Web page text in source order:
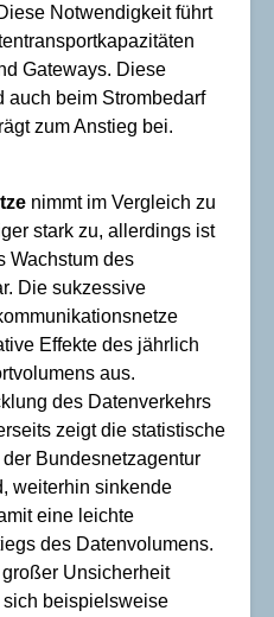
Notwendigkeit führt
Gateways. Diese
beim Strombedarf
zum Anstieg bei.
nimmt im Vergleich zu
stark zu, allerdings ist
Wachstum des
Die sukzessive
Effekte des jährlich
aus.
des Datenverkehrs
zeigt die statistische
Bundesnetzagentur
weiterhin sinkende
eine leichte
des Datenvolumens.
Unsicherheit
beispielsweise